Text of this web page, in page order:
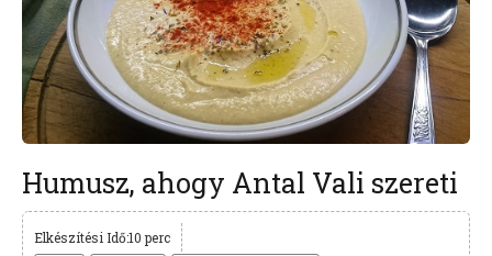
Humusz, ahogy Antal Vali szereti
Elkészítési Idő:10 perc